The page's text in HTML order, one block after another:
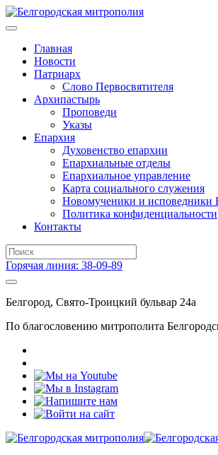
Главная
Новости
Патриарх
Слово Первосвятителя
Архипастырь
Проповеди
Указы
Епархия
Духовенство епархии
Епархиальные отделы
Епархиальное управление
Карта социального служения
Новомученики и исповедники
Политика конфиденциальности
Контакты
Горячая линия: 38-09-89
Белгород, Свято-Троицкий бульвар 24а
По благословению митрополита